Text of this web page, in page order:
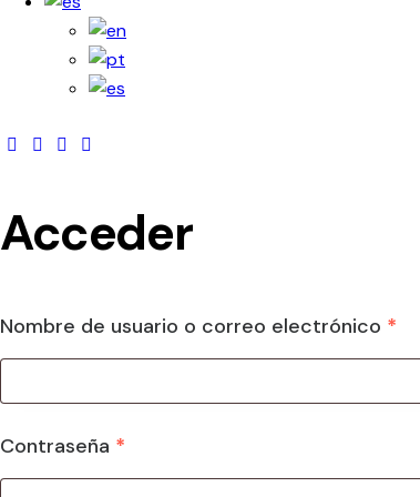
Acceder
Nombre de usuario o correo electrónico *
Contraseña *